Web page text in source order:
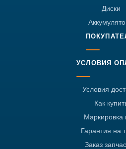
Диски
УСЛОВИЯ
Условия
Как
Маркировка
Гарантия на
Заказ